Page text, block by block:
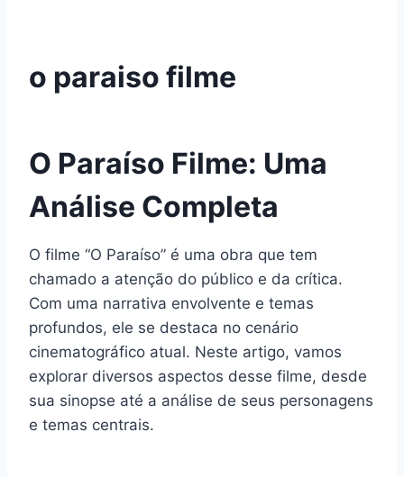
o paraiso filme
O Paraíso Filme: Uma
Análise Completa
O filme “O Paraíso” é uma obra que tem
chamado a atenção do público e da crítica.
Com uma narrativa envolvente e temas
profundos, ele se destaca no cenário
cinematográfico atual. Neste artigo, vamos
explorar diversos aspectos desse filme, desde
sua sinopse até a análise de seus personagens
e temas centrais.